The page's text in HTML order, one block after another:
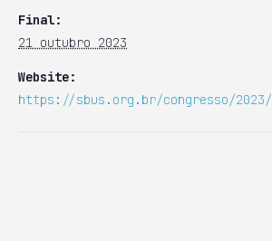
Final:
21 outubro 2023
Website:
https://sbus.org.br/congresso/2023/